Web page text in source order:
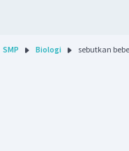
SMP Biologi sebutkan